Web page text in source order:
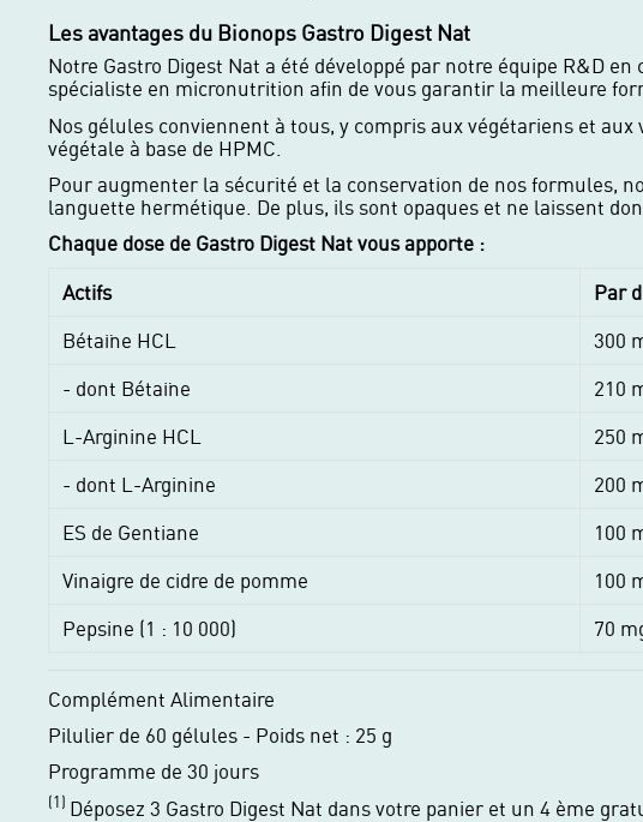
Les avantages du Bionops Gastro Digest Nat
Notre Gastro Digest Nat a été développé par notre équipe R&D
spécialiste en micronutrition afin de vous garantir la meilleure
Nos gélules conviennent à tous, y compris aux végétariens et aux
végétale à base de HPMC.
Pour augmenter la sécurité et la conservation de nos formules,
languette hermétique. De plus, ils sont opaques et ne laissent
Chaque dose de Gastro Digest Nat vous apporte :
Actifs
Par
Bétaïne HCL
300
- dont Bétaïne
210
L-Arginine HCL
250
- dont L-Arginine
200
ES de Gentiane
100
Vinaigre de cidre de pomme
100
Pepsine (1 : 10 000)
70
Complément Alimentaire
Pilulier de 60 gélules - Poids net : 25 g
Programme de 30 jours
(1) Déposez 3 Gastro Digest Nat dans votre panier et un 4 ème